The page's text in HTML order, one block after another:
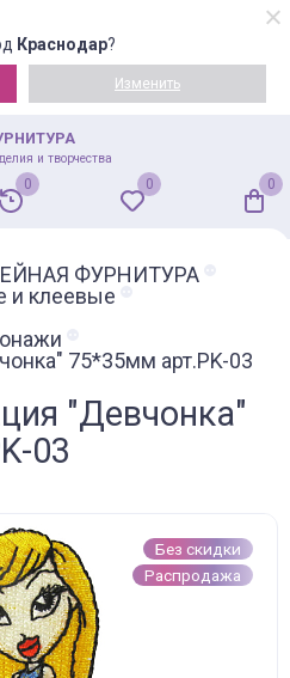
Краснодар?
Изменить
и творчества
0 0 0
ФУРНИТУРА
и клеевые
75*35мм арт.PK-03
"Девчонка"
03
Без скидки
Распродажа